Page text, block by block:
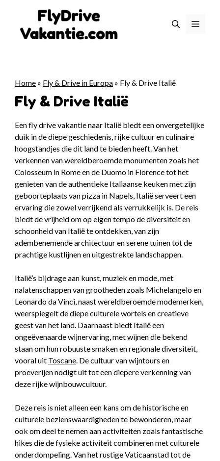
Menu
Home » Fly & Drive in Europa » Fly & Drive Italië
Fly & Drive Italië
Een fly drive vakantie naar Italië biedt een onvergetelijke
duik in de diepe geschiedenis, rijke cultuur en culinaire
hoogstandjes die dit land te bieden heeft. Van het
verkennen van wereldberoemde monumenten zoals het
Colosseum in Rome en de Duomo in Florence tot het
genieten van de authentieke Italiaanse keuken met zijn
geboorteplaats van pizza in Napels, Italië serveert een
ervaring die zowel verrijkend als verrukkelijk is. De reis
biedt de vrijheid om op eigen tempo de diversiteit en
schoonheid van Italië te ontdekken, van zijn
adembenemende architectuur en serene tuinen tot de
prachtige kustlijnen en uitgestrekte landschappen.
Italië’s bijdrage aan kunst, muziek en mode, met
nalatenschappen van grootheden zoals Michelangelo en
Leonardo da Vinci, naast wereldberoemde modemerken,
weerspiegelt de diepe culturele wortels en creatieve
geest van het land. Daarnaast biedt Italië een
ongeëvenaarde wijnervaring, met wijnen die bekend
staan om hun robuuste smaken en regionale diversiteit,
vooral uit Toscane. De cultuur van wijntours en
proeverijen nodigt uit tot een diepere verkenning van
deze rijke wijnbouwcultuur.
Deze reis is niet alleen een kans om de historische en
culturele bezienswaardigheden te bewonderen, maar
ook om deel te nemen aan activiteiten zoals fantastische
hikes die de fysieke activiteit combineren met culturele
onderdompeling. Van het rustige Vaticaanstad tot de